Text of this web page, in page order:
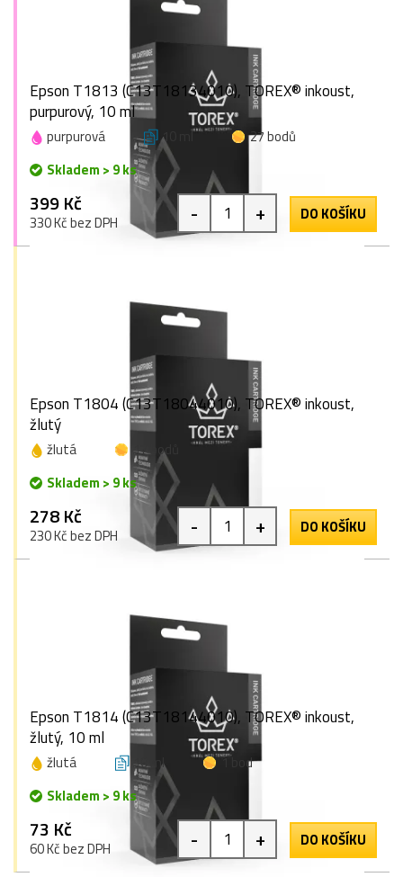
Epson T1813 (C13T18134010), TOREX® inkoust,
purpurový, 10 ml
purpurová 10 ml
27 bodů
Skladem > 9 ks
399 Kč
330 Kč bez DPH - + DO KOŠÍKU
Epson T1804 (C13T18044010), TOREX® inkoust,
žlutý
žlutá
17 bodů
Skladem > 9 ks
278 Kč
230 Kč bez DPH - + DO KOŠÍKU
Epson T1814 (C13T18144010), TOREX® inkoust,
žlutý, 10 ml
žlutá 10 ml
1 bod
Skladem > 9 ks
73 Kč
60 Kč bez DPH - + DO KOŠÍKU